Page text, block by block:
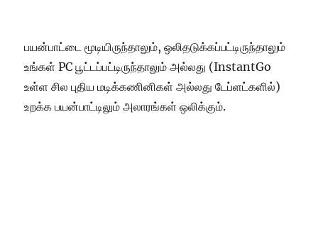
பயன்பாட்டை மூடியிருந்தாலும், ஒலிதடுக்கப்பட்டிருந்தாலும்
உங்கள் PC பூட்டப்பட்டிருந்தாலும் அல்லது (InstantGo
உள்ள சில புதிய மடிக்கணினிகள் அல்லது டேப்ளட்களில்)
உறக்க பயன்பாட்டிலும் அலாரங்கள் ஒலிக்கும்.